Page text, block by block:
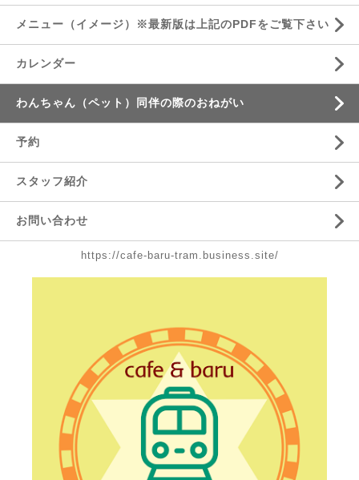
メニュー（イメージ）※最新版は上記のPDFをご覧下さい
カレンダー
わんちゃん（ペット）同伴の際のおねがい
予約
スタッフ紹介
お問い合わせ
https://cafe-baru-tram.business.site/